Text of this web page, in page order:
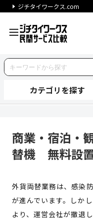
ジチタイワークス.com
カテゴリを探す
商業・宿泊・
替機 無料設
外貨両替業務は、感染
が進んでいます。しか
より、運営会社が撤退